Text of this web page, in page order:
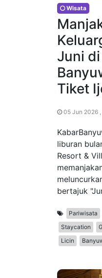
Wisata
Juni
Tiket
05 Jun 2026 ,
liburan
Resort &
bertajuk
Pariwisata
Staycation
Licin